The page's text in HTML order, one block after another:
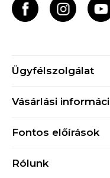
Ügyfélszolgálat
online@buzzsneakers.hu
Vásárlási
Visszatérítések
Fontos előírások
Rólunk